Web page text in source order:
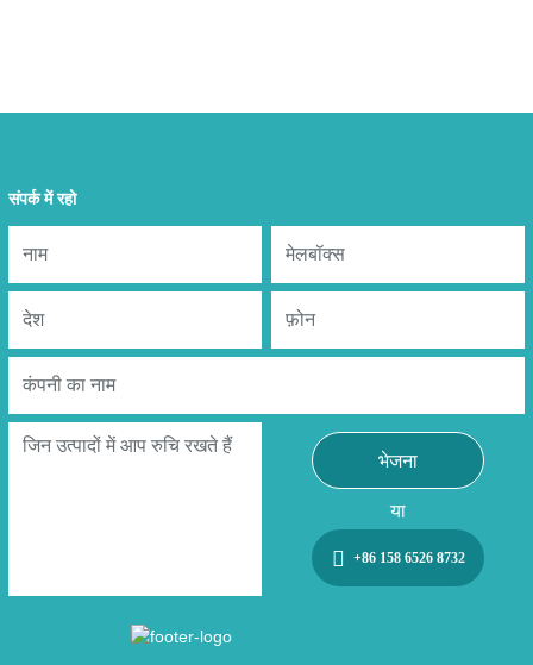
संपर्क में रहो
भेजना
या
+86 158 6526 8732